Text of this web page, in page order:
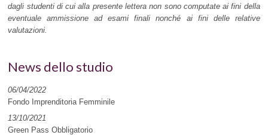
dagli studenti di cui alla presente lettera non sono computate ai fini della
eventuale ammissione ad esami finali nonché ai fini delle relative
valutazioni.
News dello studio
06/04/2022
Fondo Imprenditoria Femminile
13/10/2021
Green Pass Obbligatorio